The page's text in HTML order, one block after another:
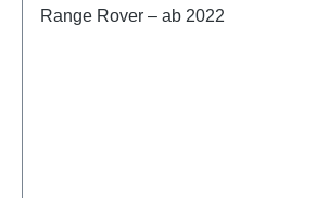
Range Rover – ab 2022